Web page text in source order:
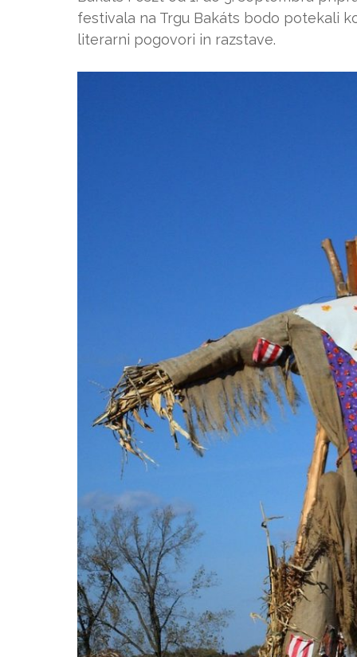
festivala na Trgu Bakáts bodo potekali
literarni pogovori in razstave.